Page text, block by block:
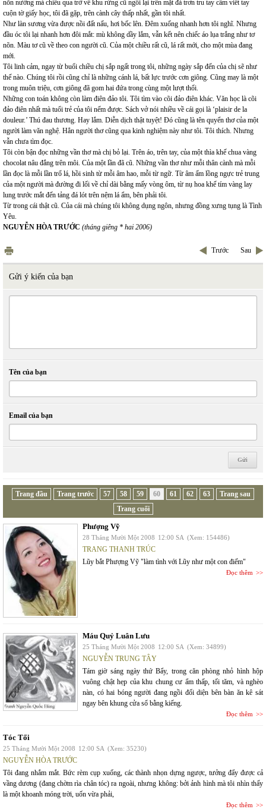
nõn nường mà chiều qua trở về khu rừng cũ ngồi lại trên mặt đá trơn tru tay cầm viết tay
cuộn tờ giấy học, tôi đã gặp, trên cành cây thấp nhất, gần tôi nhất.
Như làn sương vừa được nồi đất nấu, hơi bốc lên. Đêm xuống nhanh hơn tôi nghĩ. Nhưng
đầu óc tôi lại nhanh hơn đôi mắt: mù không dầy lắm, vẫn kết nên chiếc áo lụa trắng như tơ
nõn. Màu tơ cũ về theo con người cũ. Của một chiều rất cũ, lá rất mới, cho một mùa đang
mới.
Tôi linh cảm, ngay từ buổi chiều chị sắp ngất trong tôi, những ngày sắp đến của chị sẽ như
thế nào. Chúng tôi rồi cũng chỉ là những cánh lá, bất lực trước cơn giông. Cũng may là một
trong muôn triệu, cơn giông đã gom hai đứa trong cùng một lượt thổi.
Những con toán không còn làm điên đảo tôi. Tôi tìm vào cõi đảo điên khác. Văn học là cõi
đảo điên nhất mà tuổi trẻ của tôi nếm được. Sách vở nói nhiều về cái gọi là ‘plaisir de la
douleur.’ Thú đau thương. Hay lắm. Diễn dịch thật tuyệt! Đó cũng là tên quyển thơ của một
người làm văn nghệ. Hẳn người thơ cũng qua kinh nghiệm này như tôi. Tôi thích. Nhưng
vẫn chưa tìm đọc.
Tôi còn bận đọc những vần thơ mà chị bỏ lại. Trên áo, trên tay, của một thìa khế chua vàng
chocolat nâu đắng trên môi. Của một lần đã cũ. Những vần thơ như mỗi thân cành mà mỗi
lần đọc là mỗi lần trổ lá, hồi sinh từ mỗi âm hao, mỗi từ ngữ. Từ âm ấm lồng ngực trẻ trung
của một người mà đường đi lối về chỉ dài bằng mấy vòng ôm, từ nụ hoa khế tím vàng lay
lung trước mắt đến tảng đá lót trên nệm lá ẩm, bên phải tôi.
Từ trong cái thật cũ. Của cái mà chúng tôi không dụng ngôn, nhưng đồng xưng tụng là Tình
Yêu.
NGUYỄN HÒA TRƯỚC (tháng giêng * hai 2006)
Trước Sau
Gửi ý kiến của bạn
Tên của bạn
Email của bạn
Trang đầu Trang trước 57 58 59 60 61 62 63
Trang sau
Trang cuối
Phượng Vỹ
28 Tháng Mười Một 2008 12:00 SA (Xem: 154486)
TRANG THANH TRÚC
Lũy bắt Phượng Vỹ "làm tình với Lũy như một con điếm"
Đọc thêm
Máu Quỷ Luân Lưu
25 Tháng Mười Một 2008 12:00 SA (Xem: 34899)
NGUYỄN TRUNG TÂY
Tám giờ sáng ngày thứ Bẩy, trong căn phòng nhỏ hình hộp
vuông chật hẹp của khu chung cư ẩm thấp, tối tăm, và nghèo
nàn, có hai bóng người đang ngồi đối diện bên bàn ăn kê sát
ngay bên khung cửa sổ bằng kiếng.
Đọc thêm
Tóc Tối
25 Tháng Mười Một 2008 12:00 SA (Xem: 35230)
NGUYỄN HÒA TRƯỚC
Tôi đang nhắm mắt. Bức rèm cụp xuống, các thành nhọn dựng ngược, tưởng đẩy được cả
vầng dương (đang chờm rìa chân tóc) ra ngoài, nhưng không: bởi ảnh hình mà tôi nhìn thấy
là một khoanh móng trời, uốn vừa phải,
Đọc thêm